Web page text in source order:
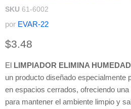
SKU 61-6002
por EVAR-22
Precio actual
$3.48
El LIMPIADOR ELIMINA
un producto diseñado especialmente
en espacios cerrados, ofreciendo
para mantener el ambiente limpio y